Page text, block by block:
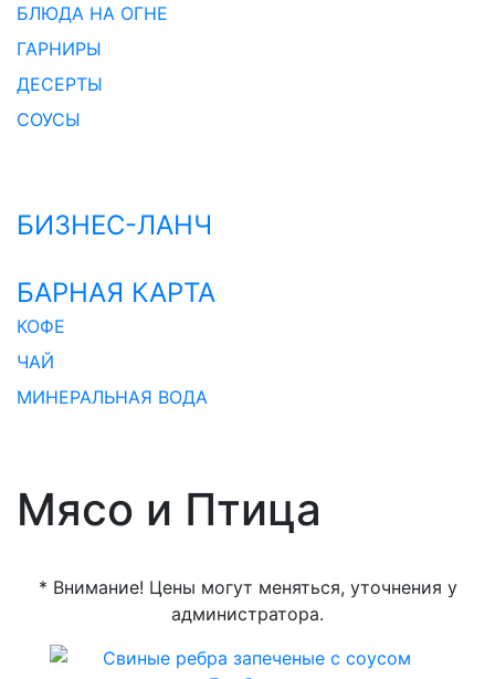
БЛЮДА НА ОГНЕ
ГАРНИРЫ
ДЕСЕРТЫ
СОУСЫ
БИЗНЕС-ЛАНЧ
БАРНАЯ КАРТА
КОФЕ
ЧАЙ
МИНЕРАЛЬНАЯ ВОДА
Мясо и Птица
* Внимание! Цены могут меняться, уточнения у
администратора.